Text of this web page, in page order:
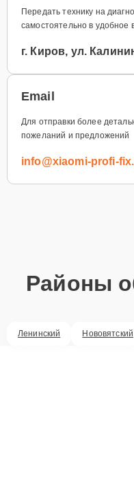
Передать технику на
самостоятельно в удобное
г. Киров, ул.
Email
Для отправки более
пожеланий и предложений
info@xiaomi-profi-
Районы
Ленинский Нововятский